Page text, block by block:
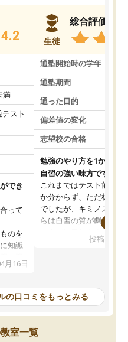
4.2
満
スト
でき
って
のを
知識
の習
の
コー
ベー
され
月16日
生徒
総合評価
通塾開始時の学年
通塾期間
通った目的
偏差値の変化
志望校の合格
勉強のやり方を1から教
自習の強い味方です。
これまではテスト前に何
か分からず、ただ机に座
でしたが、キミノスクー
らは自習の質が劇的に変
を明確にしてくれるの
の仕方をコーチングして
ルなので、家での学習習
身につきました。結果と
投稿日：
の口コミをもっとみる
室一覧